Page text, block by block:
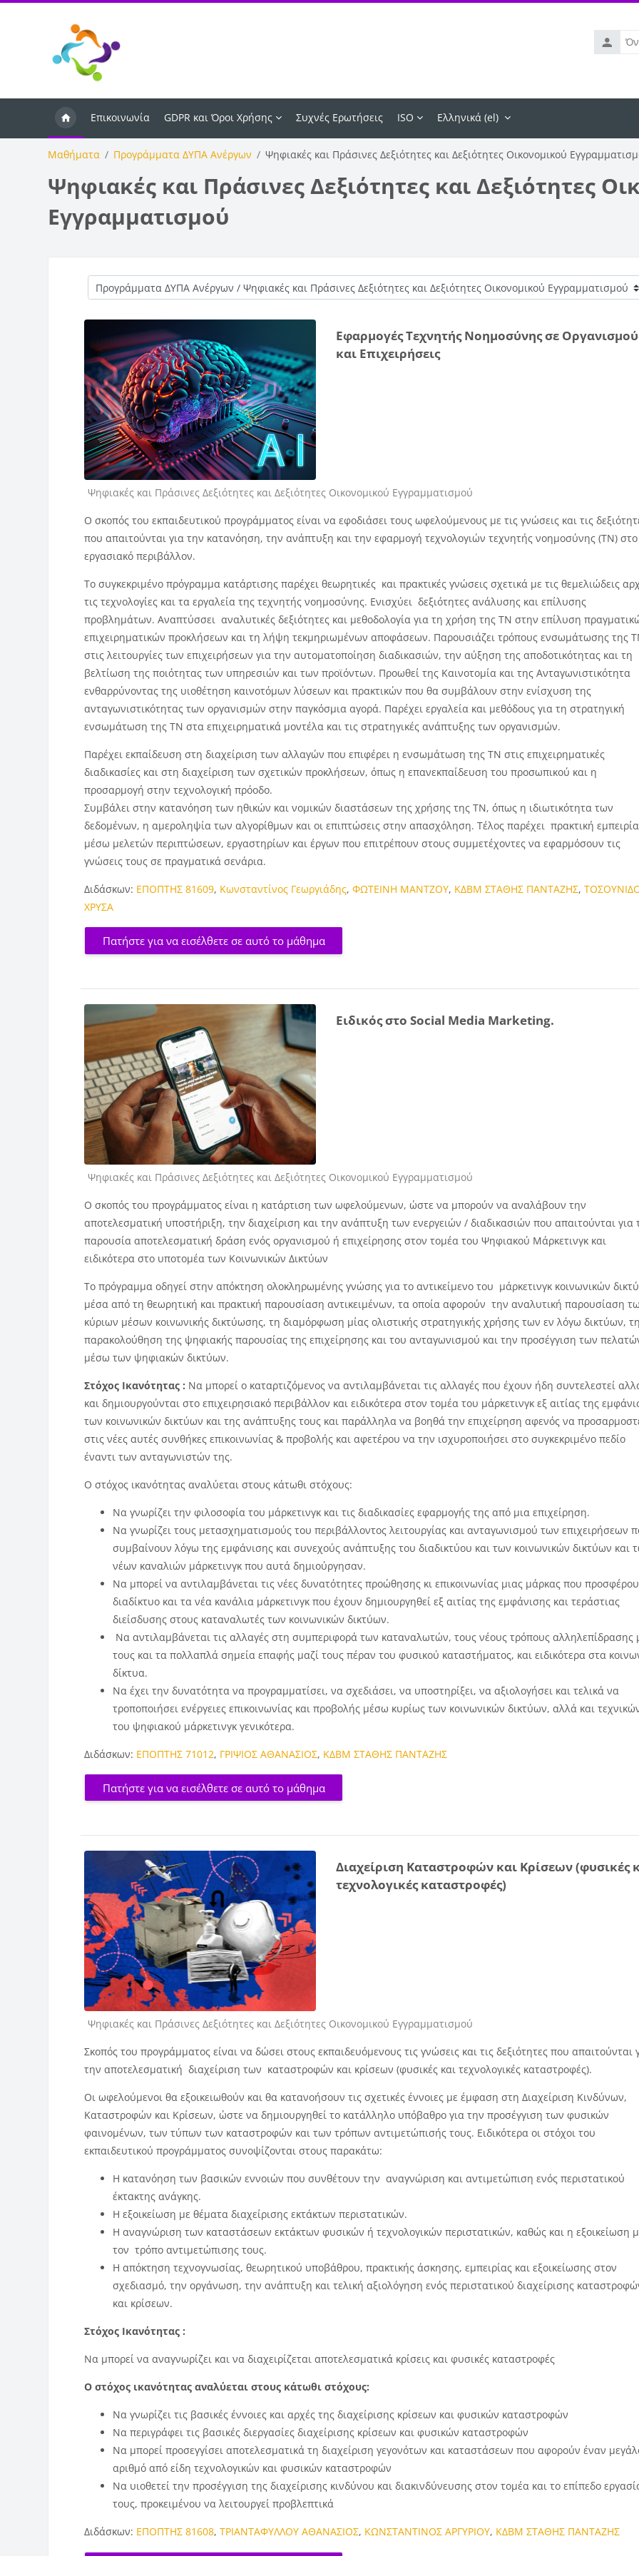
Όνομα
χρήστη
Επικοινωνία GDPR και Όροι Χρήσης Συχνές Ερωτήσεις ISO Ελληνικά ‎(el)‎
Μαθήματα Προγράμματα ΔΥΠΑ Ανέργων Ψηφιακές και Πράσινες Δεξιότητες και Δεξιότητες Οικονομικού
Ψηφιακές και Πράσινες Δεξιότητες και Δεξιότητες
Εγγραμματισμού
Κατηγορίες μαθημάτων
Εφαρμογές Τεχνητής Νοημοσύνης σε
και Επιχειρήσεις
Κατηγορία μαθήματος
Ψηφιακές και Πράσινες Δεξιότητες και Δεξιότητες Οικονομικού Εγγραμματισμού
Ο σκοπός του εκπαιδευτικού προγράμματος είναι να εφοδιάσει τους ωφελούμενους με τις γνώσεις και τις
που απαιτούνται για την κατανόηση, την ανάπτυξη και την εφαρμογή τεχνολογιών τεχνητής νοημοσύνης (ΤΝ) στο
εργασιακό περιβάλλον.
Το συγκεκριμένο πρόγραμμα κατάρτισης παρέχει θεωρητικές και πρακτικές γνώσεις σχετικά με τις θεμελιώδεις
τις τεχνολογίες και τα εργαλεία της τεχνητής νοημοσύνης. Ενισχύει δεξιότητες ανάλυσης και επίλυσης
προβλημάτων. Αναπτύσσει αναλυτικές δεξιότητες και μεθοδολογία για τη χρήση της ΤΝ στην επίλυση
επιχειρηματικών προκλήσεων και τη λήψη τεκμηριωμένων αποφάσεων. Παρουσιάζει τρόπους ενσωμάτωσης της
στις λειτουργίες των επιχειρήσεων για την αυτοματοποίηση διαδικασιών, την αύξηση της αποδοτικότητας και τη
βελτίωση της ποιότητας των υπηρεσιών και των προϊόντων. Προωθεί της Καινοτομία και της Ανταγωνιστικότητα
ενθαρρύνοντας της υιοθέτηση καινοτόμων λύσεων και πρακτικών που θα συμβάλουν στην ενίσχυση της
ανταγωνιστικότητας των οργανισμών στην παγκόσμια αγορά. Παρέχει εργαλεία και μεθόδους για τη στρατηγική
ενσωμάτωση της ΤΝ στα επιχειρηματικά μοντέλα και τις στρατηγικές ανάπτυξης των οργανισμών.
Παρέχει εκπαίδευση στη διαχείριση των αλλαγών που επιφέρει η ενσωμάτωση της ΤΝ στις επιχειρηματικές
διαδικασίες και στη διαχείριση των σχετικών προκλήσεων, όπως η επανεκπαίδευση του προσωπικού και η
προσαρμογή στην τεχνολογική πρόοδο.
Συμβάλει στην κατανόηση των ηθικών και νομικών διαστάσεων της χρήσης της ΤΝ, όπως η ιδιωτικότητα των
δεδομένων, η αμεροληψία των αλγορίθμων και οι επιπτώσεις στην απασχόληση. Τέλος παρέχει πρακτική εμπειρία
μέσω μελετών περιπτώσεων, εργαστηρίων και έργων που επιτρέπουν στους συμμετέχοντες να εφαρμόσουν τις
γνώσεις τους σε πραγματικά σενάρια.
Διδάσκων: ΕΠΟΠΤΗΣ 81609, Κωνσταντίνος Γεωργιάδης,ΦΩΤΕΙΝΗ ΜΑΝΤΖΟΥ, ΚΔΒΜ ΣΤΑΘΗΣ ΠΑΝΤΑΖΗΣ,
ΧΡΥΣΑ
Πατήστε για να εισέλθετε σε αυτό το μάθημα
Ειδικός στο Social Media Marketing.
Κατηγορία μαθήματος
Ψηφιακές και Πράσινες Δεξιότητες και Δεξιότητες Οικονομικού Εγγραμματισμού
Ο σκοπός του προγράμματος είναι η κατάρτιση των ωφελούμενων, ώστε να μπορούν να αναλάβουν την
αποτελεσματική υποστήριξη, την διαχείριση και την ανάπτυξη των ενεργειών / διαδικασιών που απαιτούνται για
παρουσία αποτελεσματική δράση ενός οργανισμού ή επιχείρησης στον τομέα του Ψηφιακού Μάρκετινγκ και
ειδικότερα στο υποτομέα των Κοινωνικών Δικτύων
Το πρόγραμμα οδηγεί στην απόκτηση ολοκληρωμένης γνώσης για το αντικείμενο του μάρκετινγκ κοινωνικών
μέσα από τη θεωρητική και πρακτική παρουσίαση αντικειμένων, τα οποία αφορούν την αναλυτική παρουσίαση
κύριων μέσων κοινωνικής δικτύωσης, τη διαμόρφωση μίας ολιστικής στρατηγικής χρήσης των εν λόγω δικτύων,
παρακολούθηση της ψηφιακής παρουσίας της επιχείρησης και του ανταγωνισμού και την προσέγγιση των
μέσω των ψηφιακών δικτύων.
Στόχος Ικανότητας : Να μπορεί ο καταρτιζόμενος να αντιλαμβάνεται τις αλλαγές που έχουν ήδη συντελεστεί
και δημιουργούνται στο επιχειρησιακό περιβάλλον και ειδικότερα στον τομέα του μάρκετινγκ εξ αιτίας της
των κοινωνικών δικτύων και της ανάπτυξης τους και παράλληλα να βοηθά την επιχείρηση αφενός να
στις νέες αυτές συνθήκες επικοινωνίας & προβολής και αφετέρου να την ισχυροποιήσει στο συγκεκριμένο πεδίο
έναντι των ανταγωνιστών της.
Ο στόχος ικανότητας αναλύεται στους κάτωθι στόχους:
Να γνωρίζει την φιλοσοφία του μάρκετινγκ και τις διαδικασίες εφαρμογής της από μια επιχείρηση.
Να γνωρίζει τους μετασχηματισμούς του περιβάλλοντος λειτουργίας και ανταγωνισμού των επιχειρήσεων
συμβαίνουν λόγω της εμφάνισης και συνεχούς ανάπτυξης του διαδικτύου και των κοινωνικών δικτύων και
νέων καναλιών μάρκετινγκ που αυτά δημιούργησαν.
Να μπορεί να αντιλαμβάνεται τις νέες δυνατότητες προώθησης κι επικοινωνίας μιας μάρκας που
διαδίκτυο και τα νέα κανάλια μάρκετινγκ που έχουν δημιουργηθεί εξ αιτίας της εμφάνισης και τεράστιας
διείσδυσης στους καταναλωτές των κοινωνικών δικτύων.
Να αντιλαμβάνεται τις αλλαγές στη συμπεριφορά των καταναλωτών, τους νέους τρόπους αλληλεπίδρασης
τους και τα πολλαπλά σημεία επαφής μαζί τους πέραν του φυσικού καταστήματος, και ειδικότερα στα
δίκτυα.
Να έχει την δυνατότητα να προγραμματίσει, να σχεδιάσει, να υποστηρίξει, να αξιολογήσει και τελικά να
τροποποιήσει ενέργειες επικοινωνίας και προβολής μέσω κυρίως των κοινωνικών δικτύων, αλλά και
του ψηφιακού μάρκετινγκ γενικότερα.
Διδάσκων: ΕΠΟΠΤΗΣ 71012, ΓΡΙΨΙΟΣ ΑΘΑΝΑΣΙΟΣ, ΚΔΒΜ ΣΤΑΘΗΣ ΠΑΝΤΑΖΗΣ
Πατήστε για να εισέλθετε σε αυτό το μάθημα
Διαχείριση Καταστροφών και Κρίσεων (φυσικές
τεχνολογικές καταστροφές)
Κατηγορία μαθήματος
Ψηφιακές και Πράσινες Δεξιότητες και Δεξιότητες Οικονομικού Εγγραμματισμού
Σκοπός του προγράμματος είναι να δώσει στους εκπαιδευόμενους τις γνώσεις και τις δεξιότητες που απαιτούνται
την αποτελεσματική διαχείριση των καταστροφών και κρίσεων (φυσικές και τεχνολογικές καταστροφές).
Οι ωφελούμενοι θα εξοικειωθούν και θα κατανοήσουν τις σχετικές έννοιες με έμφαση στη Διαχείριση Κινδύνων,
Καταστροφών και Κρίσεων, ώστε να δημιουργηθεί το κατάλληλο υπόβαθρο για την προσέγγιση των φυσικών
φαινομένων, των τύπων των καταστροφών και των τρόπων αντιμετώπισής τους. Ειδικότερα οι στόχοι του
εκπαιδευτικού προγράμματος συνοψίζονται στους παρακάτω:
Η κατανόηση των βασικών εννοιών που συνθέτουν την αναγνώριση και αντιμετώπιση ενός περιστατικού
έκτακτης ανάγκης.
Η εξοικείωση με θέματα διαχείρισης εκτάκτων περιστατικών.
Η αναγνώριση των καταστάσεων εκτάκτων φυσικών ή τεχνολογικών περιστατικών, καθώς και η εξοικείωση
τον τρόπο αντιμετώπισης τους.
Η απόκτηση τεχνογνωσίας, θεωρητικού υποβάθρου, πρακτικής άσκησης, εμπειρίας και εξοικείωσης στον
σχεδιασμό, την οργάνωση, την ανάπτυξη και τελική αξιολόγηση ενός περιστατικού διαχείρισης
και κρίσεων.
Στόχος Ικανότητας :
Να μπορεί να αναγνωρίζει και να διαχειρίζεται αποτελεσματικά κρίσεις και φυσικές καταστροφές
Ο στόχος ικανότητας αναλύεται στους κάτωθι στόχους:
Να γνωρίζει τις βασικές έννοιες και αρχές της διαχείρισης κρίσεων και φυσικών καταστροφών
Να περιγράφει τις βασικές διεργασίες διαχείρισης κρίσεων και φυσικών καταστροφών
Να μπορεί προσεγγίσει αποτελεσματικά τη διαχείριση γεγονότων και καταστάσεων που αφορούν έναν
αριθμό από είδη τεχνολογικών και φυσικών καταστροφών
Να υιοθετεί την προσέγγιση της διαχείρισης κινδύνου και διακινδύνευσης στον τομέα και το επίπεδο
τους, προκειμένου να λειτουργεί προβλεπτικά
Διδάσκων: ΕΠΟΠΤΗΣ 81608,ΤΡΙΑΝΤΑΦΥΛΛΟΥ ΑΘΑΝΑΣΙΟΣ, ΚΩΝΣΤΑΝΤΙΝΟΣ ΑΡΓΥΡΙΟΥ, ΚΔΒΜ ΣΤΑΘΗΣ ΠΑΝΤΑΖΗΣ